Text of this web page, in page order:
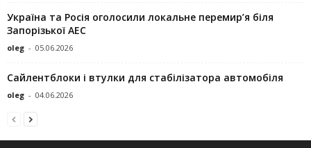
Україна та Росія оголосили локальне перемир’я біля
Запорізької АЕС
oleg - 05.06.2026
Сайлентблоки і втулки для стабілізатора автомобіля
oleg - 04.06.2026